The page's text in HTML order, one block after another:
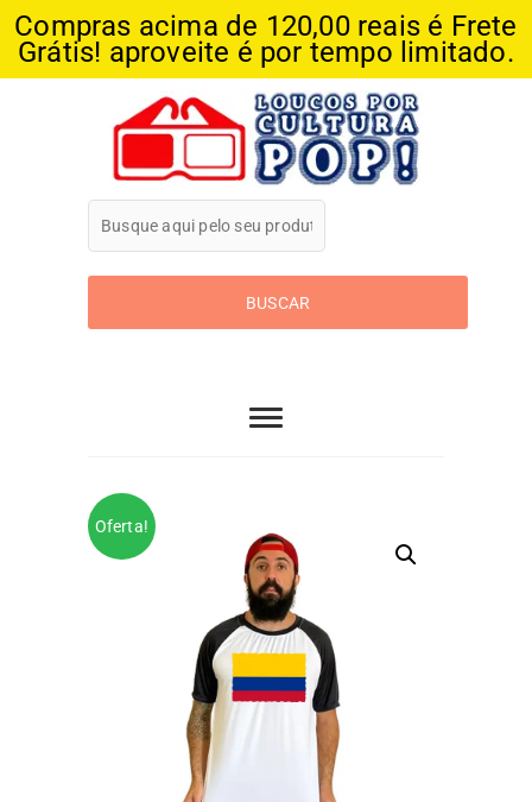
Compras acima de 120,00 reais é Frete
Grátis! aproveite é por tempo limitado.
Loucos Por
Cultura Pop
Oferta!